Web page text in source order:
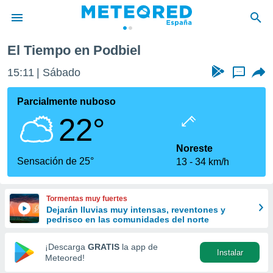
de
por
se
calidad.
a este
las
y
forma
digital
basada
El Tiempo en Podbiel
15:11 Sábado ...
Parcialmente nuboso
22°
Sensación de 25°
Noreste
13
34 km/h
Tormentas muy fuertes
Dejarán lluvias muy intensas, reventones y
pedrisco en las comunidades del norte
¡Descarga GRATIS la app de
Meteored!
Instalar